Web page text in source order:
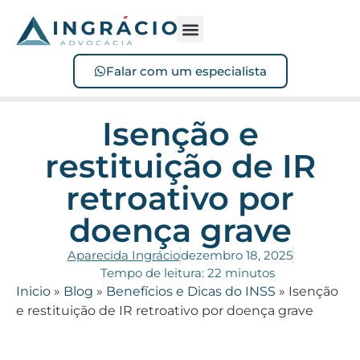
Falar com um especialista
Isenção e
restituição de IR
retroativo por
doença grave
Aparecida Ingráciodezembro 18, 2025
Tempo de leitura: 22 minutos
Inicio » Blog » Benefícios e Dicas do INSS » Isenção
e restituição de IR retroativo por doença grave